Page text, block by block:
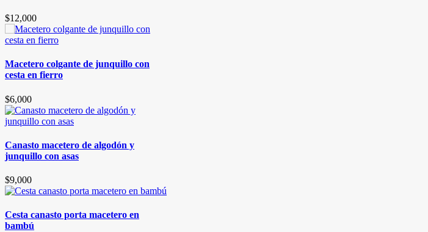
$12,000
Macetero colgante de junquillo con
cesta en fierro
$6,000
Canasto macetero de algodón y
junquillo con asas
$9,000
Cesta canasto porta macetero en
bambú